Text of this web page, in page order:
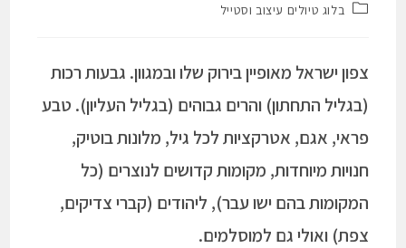
בלוג טיולים עיצוב וסטייל
צפון ישראל מאופיין בירוק שלו ובמגוון. גבעות רכות
(בגליל התחתון) והרים גבוהים (בגליל העליון). טבע
פראי, אגם, אטרקציות לכל גיל, מלונות בוטיק,
חנויות מיוחדות, מקומות קדושים לנוצרים (כל
המקומות בהם ישו עבר), ליהודים (קברי צדיקים,
צפת) ואולי גם למוסלמים.